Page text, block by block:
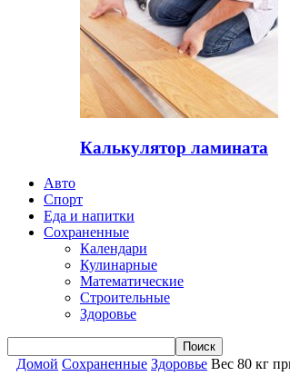
Калькулятор ламината
Авто
Спорт
Еда и напитки
Сохраненные
Календари
Кулинарные
Математические
Строительные
Здоровье
Домой Сохраненные Здоровье Вес 80 кг